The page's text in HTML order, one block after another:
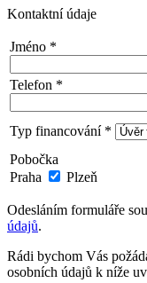
Kontaktní údaje
Jméno *
Telefon *
Typ financování *
Pobočka
Praha
Plzeň
Odesláním formuláře
údajů.
Rádi bychom Vás
osobních údajů k níže